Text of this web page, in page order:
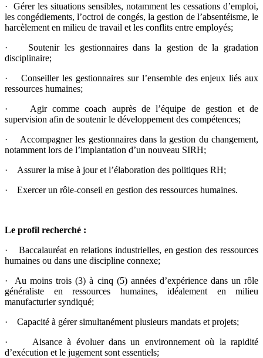
· Gérer les situations sensibles, notamment les cessations d’emploi,
les congédiements, l’octroi de congés, la gestion de l’absentéisme, le
harcèlement en milieu de travail et les conflits entre employés;
· Soutenir les gestionnaires dans la gestion de la gradation
disciplinaire;
· Conseiller les gestionnaires sur l’ensemble des enjeux liés aux
ressources humaines;
· Agir comme coach auprès de l’équipe de gestion et de
supervision afin de soutenir le développement des compétences;
· Accompagner les gestionnaires dans la gestion du changement,
notamment lors de l’implantation d’un nouveau SIRH;
· Assurer la mise à jour et l’élaboration des politiques RH;
· Exercer un rôle-conseil en gestion des ressources humaines.
Le profil recherché :
· Baccalauréat en relations industrielles, en gestion des ressources
humaines ou dans une discipline connexe;
· Au moins trois (3) à cinq (5) années d’expérience dans un rôle
généraliste en ressources humaines, idéalement en milieu
manufacturier syndiqué;
· Capacité à gérer simultanément plusieurs mandats et projets;
· Aisance à évoluer dans un environnement où la rapidité
d’exécution et le jugement sont essentiels;